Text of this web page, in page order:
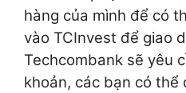
hàng của mình để có
vào TCInvest để giao
Techcombank sẽ yêu
khoản, các bạn có thể